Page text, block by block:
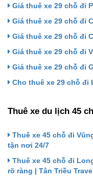
Giá thuê xe 29 chỗ đi
Giá thuê xe 29 chỗ đi
Giá thuê xe 29 chỗ đi
Giá thuê xe 29 chỗ đi
Giá thuê xe 29 chỗ đi
Cho thuê xe 29 chỗ đi
Thuê xe du lịch 45
Thuê xe 45 chỗ đi
tận nơi 24/7
Thuê xe 45 chỗ đi
rõ ràng | Tân Triều